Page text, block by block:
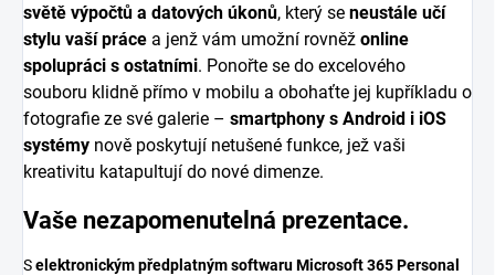
světě výpočtů a datových úkonů, který se neustále učí
stylu vaší práce a jenž vám umožní rovněž online
spolupráci s ostatními. Ponořte se do excelového
souboru klidně přímo v mobilu a obohaťte jej kupříkladu o
fotografie ze své galerie – smartphony s Android i iOS
systémy nově poskytují netušené funkce, jež vaši
kreativitu katapultují do nové dimenze.
Vaše nezapomenutelná prezentace.
Selektronickým předplatným softwaru Microsoft 365 Personal